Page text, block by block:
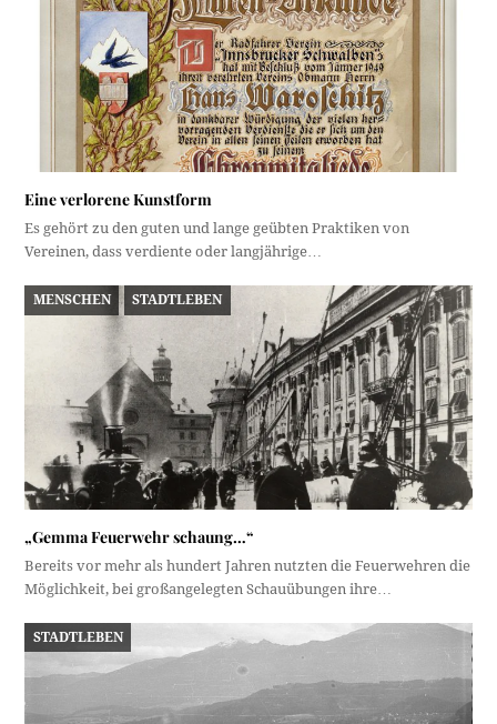
Eine verlorene Kunstform
Es gehört zu den guten und lange geübten Praktiken von
Vereinen, dass verdiente oder langjährige…
MENSCHEN STADTLEBEN
„Gemma Feuerwehr schaung…“
Bereits vor mehr als hundert Jahren nutzten die Feuerwehren die
Möglichkeit, bei großangelegten Schauübungen ihre…
STADTLEBEN